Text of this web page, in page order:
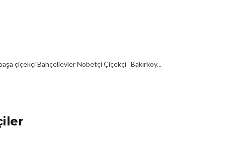
çiçekçi Bahçelievler Nöbetçi Çiçekçi Bakırköy...